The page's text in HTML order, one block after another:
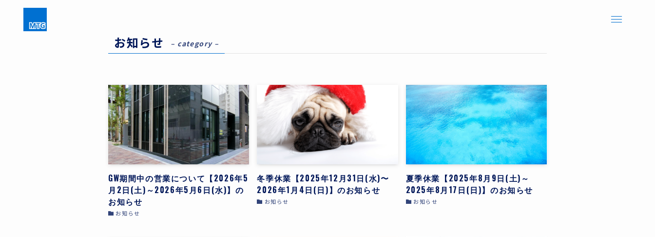
お知らせ – category –
GW期間中の営業について【2026年5
月2日(土)～2026年5月6日(水)】の
お知らせ
お知らせ
冬季休業【2025年12月31日(水)〜
2026年1月4日(日)】のお知らせ
お知らせ
夏季休業【2025年8月9日(土)～
2025年8月17日(日)】のお知らせ
お知らせ